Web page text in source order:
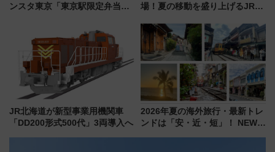
ンスタ東京「東京駅限定弁当
場！夏の移動を盛り上げるJR九
月7日限定 ソフトバンクホーク
スとコラボ
JR北海道が新型事業用機関車
「DD200形式500代」3両導入へ
2026年夏の海外旅行・最新トレ
ンドは「安・近・短」！ NEWT